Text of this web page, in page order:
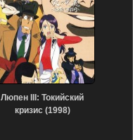
Люпен III: Токийский
кризис (1998)